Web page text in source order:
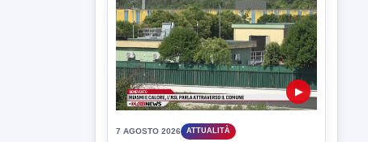
▶
7 AGOSTO 2026 SPORT BENEVENTO
Benevento Calcio: Le scelte di
Floro Flores per il debutto di Coppa
Italia
Il Benevento è pronto al debutto di Coppa
Italia. Scelte...